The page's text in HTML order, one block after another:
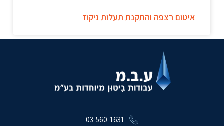
איטום רצפה והתקנת תעלות ניקוז
03-560-1631